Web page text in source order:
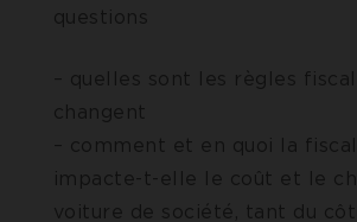
– quelles sont les règles
– comment et en quoi la
impacte-t-elle le coût et le
voiture de société, tant du